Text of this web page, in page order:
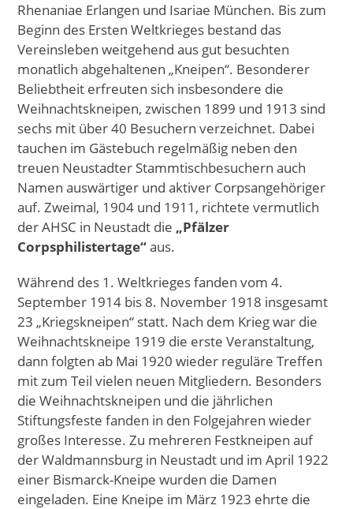
Rhenaniae Erlangen und Isariae München. Bis zum
Beginn des Ersten Weltkrieges bestand das
Vereinsleben weitgehend aus gut besuchten
monatlich abgehaltenen „Kneipen“. Besonderer
Beliebtheit erfreuten sich insbesondere die
Weihnachtskneipen, zwischen 1899 und 1913 sind
sechs mit über 40 Besuchern verzeichnet. Dabei
tauchen im Gästebuch regelmäßig neben den
treuen Neustadter Stammtischbesuchern auch
Namen auswärtiger und aktiver Corpsangehöriger
auf. Zweimal, 1904 und 1911, richtete vermutlich
der AHSC in Neustadt die „Pfälzer
Corpsphilistertage“aus.
Während des 1. Weltkrieges fanden vom 4.
September 1914 bis 8. November 1918 insgesamt
23 „Kriegskneipen“ statt. Nach dem Krieg war die
Weihnachtskneipe 1919 die erste Veranstaltung,
dann folgten ab Mai 1920 wieder reguläre Treffen
mit zum Teil vielen neuen Mitgliedern. Besonders
die Weihnachtskneipen und die jährlichen
Stiftungsfeste fanden in den Folgejahren wieder
großes Interesse. Zu mehreren Festkneipen auf
der Waldmannsburg in Neustadt und im April 1922
einer Bismarck-Kneipe wurden die Damen
eingeladen. Eine Kneipe im März 1923 ehrte die